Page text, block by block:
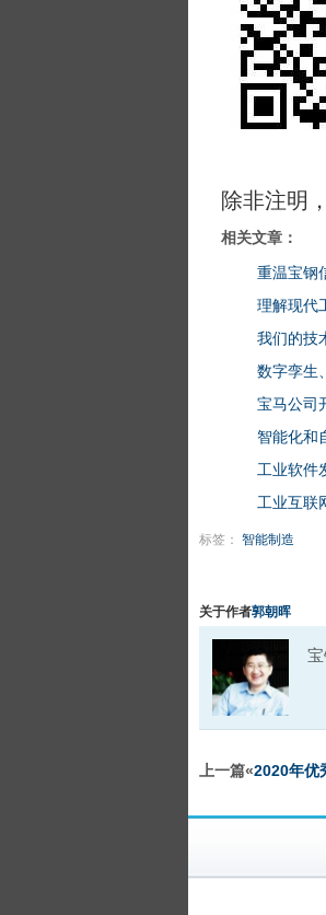
除非注明
相关文章：
重温宝钢
理解现代
我们的技
数字孪生
宝马公司
智能化和
工业软件
工业互联
标签： 智能制造
关于作者郭朝晖
上一篇«2020年优